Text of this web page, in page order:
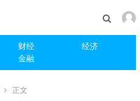
财经
经济
金融
正文